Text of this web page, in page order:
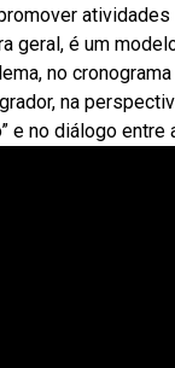
geral, é um
no
na
e no diálogo entre